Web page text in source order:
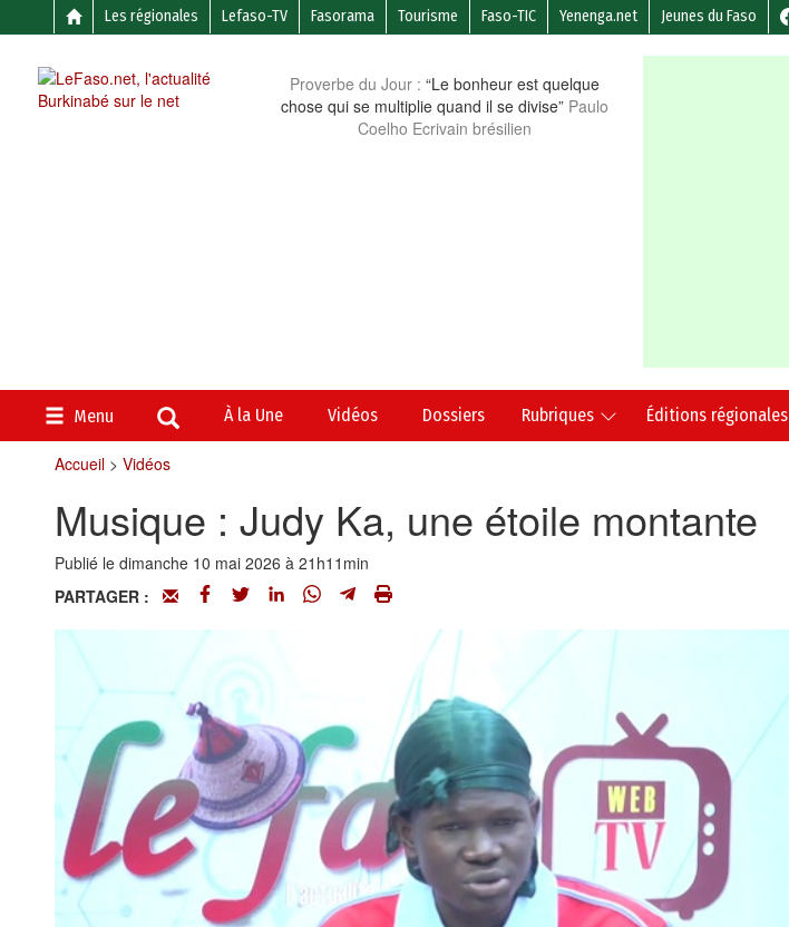
Les régionales Lefaso-TV Fasorama Tourisme Faso-TIC Yenenga.net Jeunes du Faso
Proverbe du Jour : “Le bonheur est quelque
chose qui se multiplie quand il se divise” Paulo
Coelho Ecrivain brésilien
Menu À la Une Vidéos Dossiers Rubriques Éditions régionales
Accueil> Vidéos
Musique : Judy Ka, une étoile montante
Publié le dimanche 10 mai 2026 à 21h11min
PARTAGER :